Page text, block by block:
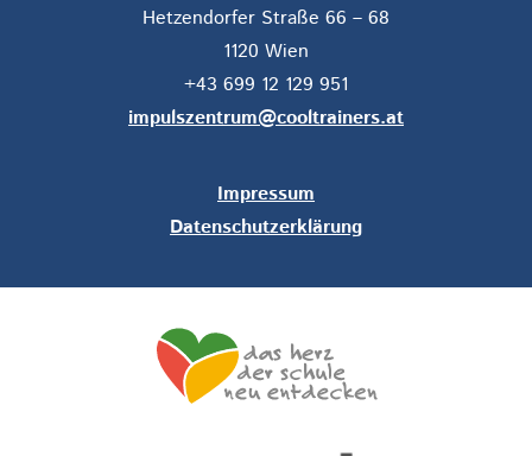
Hetzendorfer Straße 66 – 68
1120 Wien
+43 699 12 129 951
impulszentrum@cooltrainers.at
Impressum
Datenschutzerklärung